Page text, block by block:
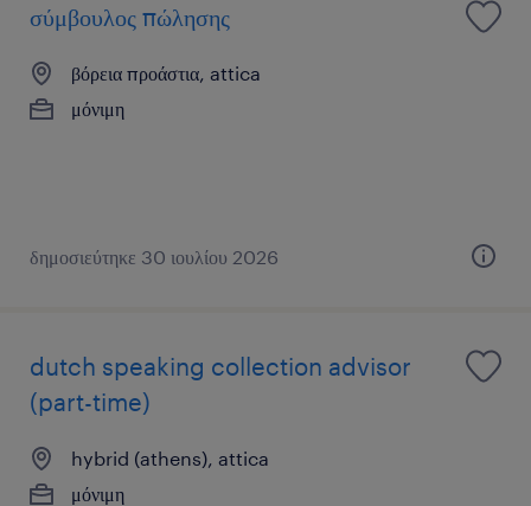
σύμβουλος πώλησης
βόρεια προάστια, attica
μόνιμη
δημοσιεύτηκε 30 ιουλίου 2026
dutch speaking collection advisor
(part-time)
hybrid (athens), attica
μόνιμη